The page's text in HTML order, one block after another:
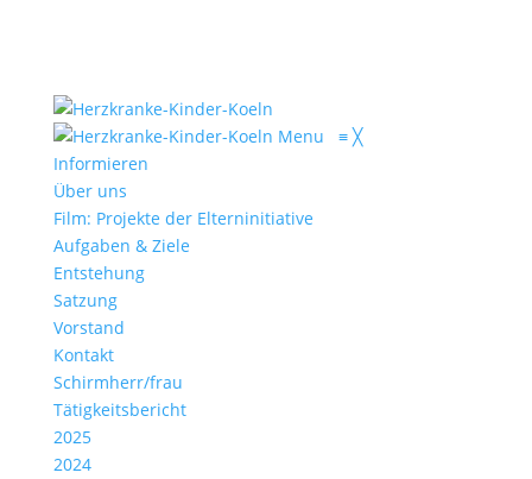
Menu ≡ ╳
Informieren
Über uns
Film: Projekte der Elterninitiative
Aufgaben & Ziele
Entstehung
Satzung
Vorstand
Kontakt
Schirmherr/frau
Tätigkeitsbericht
2025
2024